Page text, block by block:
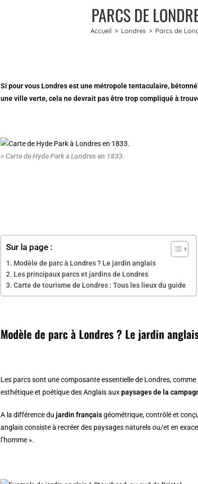
PARCS DE
Accueil > Londres > Parcs de
Si pour vous Londres est une métropole tentaculaire,
une ville verte, cela ne devrait pas être trop compliqué à
> Carte de Hyde Park à Londres en 1833.
Sur la page :
Modèle de parc à Londres ? Le jardin anglais
Les principaux parcs et jardins de Londres
Carte de tourisme de Londres : Tous les lieux du guide
Modèle de parc à Londres ? Le jardin
Les parcs sont une composante essentielle de Londres,
esthétique et poétique des Anglais auxpaysages de la
A la différence dujardin françaisgéométrique, contrôlé et
anglais consiste à recréer des paysages naturels ou/et en
l’homme ».